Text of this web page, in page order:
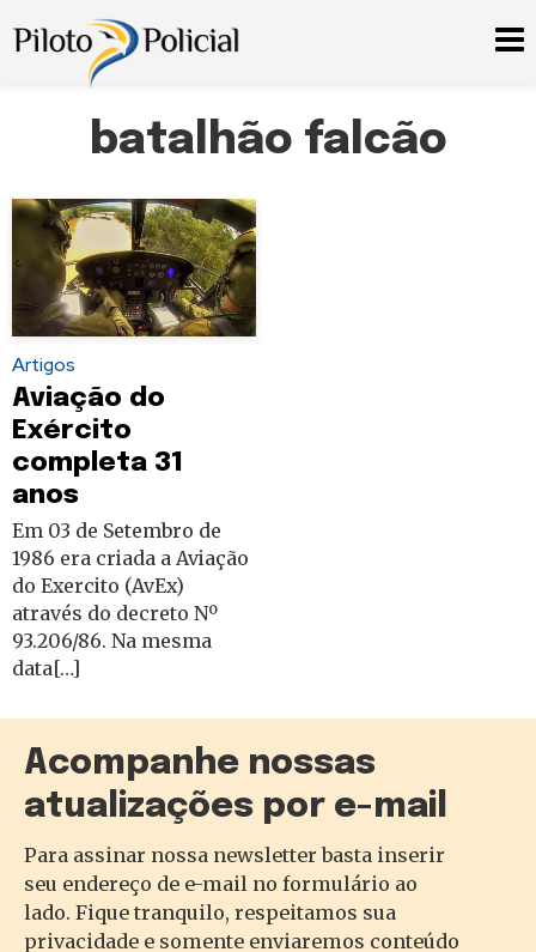
batalhão falcão
Artigos
Aviação do
Exército
completa 31
anos
Em 03 de Setembro de
1986 era criada a Aviação
do Exercito (AvEx)
através do decreto Nº
93.206/86. Na mesma
data[…]
Acompanhe nossas
atualizações por e-mail
Para assinar nossa newsletter basta inserir
seu endereço de e-mail no formulário ao
lado. Fique tranquilo, respeitamos sua
privacidade e somente enviaremos conteúdo